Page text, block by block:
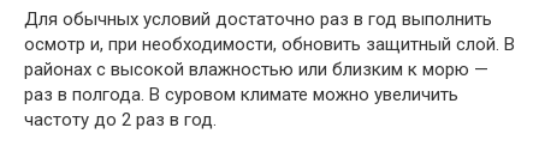
Для обычных условий достаточно раз в год выполнить
осмотр и, при необходимости, обновить защитный слой. В
районах с высокой влажностью или близким к морю —
раз в полгода. В суровом климате можно увеличить
частоту до 2 раз в год.